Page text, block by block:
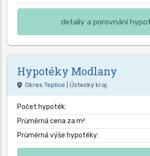
detaily a porovnání
Hypotéky Modlany
Okres Teplice | Ústecký kraj
Počet hypoték:
Průměrná cena za m²
Průměrná výše hypotéky: